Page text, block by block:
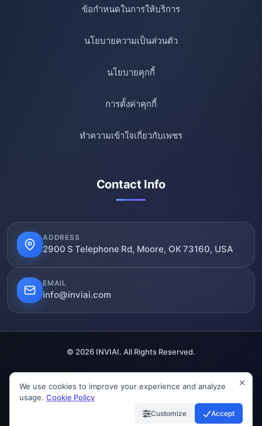
ข้อกำหนดในการให้บริการ
นโยบายความเป็นส่วนตัว
นโยบายคุกกี้
การตั้งค่าคุกกี้
ทำความเข้าใจเกี่ยวกับเพชร
Contact Info
ADDRESS
2900 S Telephone Rd, Moore, OK 73160, USA
EMAIL
info@inviai.com
© 2026 INVIAI. All Rights Reserved.
SSL Secured Verified GDPR Compliant
We use cookies to improve your experience and analyze
usage. Cookie Policy
Customize Accept